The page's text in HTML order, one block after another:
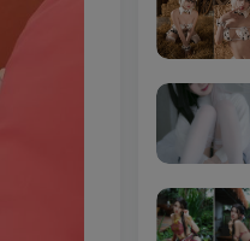
黑贞德泳装
黑见芹香
热门推荐